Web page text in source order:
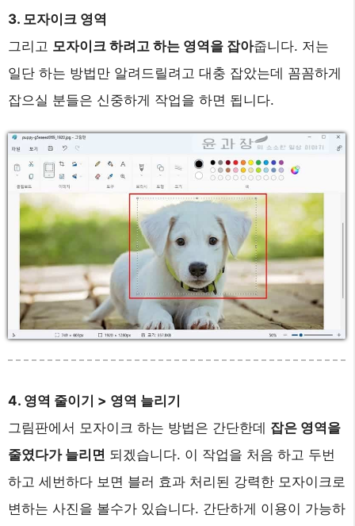
3. 모자이크 영역
그리고 모자이크 하려고 하는 영역을 잡아줍니다. 저는
일단 하는 방법만 알려드릴려고 대충 잡았는데 꼼꼼하게
잡으실 분들은 신중하게 작업을 하면 됩니다.
4. 영역 줄이기 > 영역 늘리기
그림판에서 모자이크 하는 방법은 간단한데 잡은 영역을
줄였다가 늘리면 되겠습니다. 이 작업을 처음 하고 두번
하고 세번하다 보면 블러 효과 처리된 강력한 모자이크로
변하는 사진을 볼수가 있습니다. 간단하게 이용이 가능하